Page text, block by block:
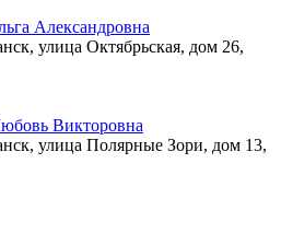
Александровна
улица Октябрьская, дом 26,
Викторовна
улица Полярные Зори, дом 13,